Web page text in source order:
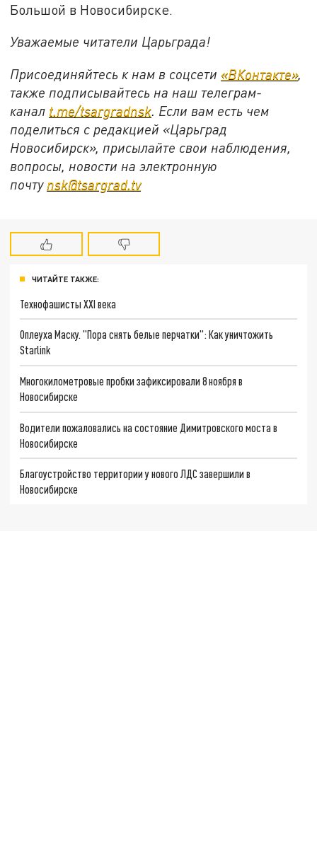
Большой в Новосибирске.
Уважаемые читатели Царьграда!
Присоединяйтесь к нам в соцсети «ВКонтакте»,
также подписывайтесь на наш телеграм-
канал t.me/tsargradnsk. Если вам есть чем
поделиться с редакцией «Царьград
Новосибирск», присылайте свои наблюдения,
вопросы, новости на электронную
почту nsk@tsargrad.tv
ЧИТАЙТЕ ТАКЖЕ:
Технофашисты XXI века
Оплеуха Маску. "Пора снять белые перчатки": Как уничтожить
Starlink
Многокилометровые пробки зафиксировали 8 ноября в
Новосибирске
Водители пожаловались на состояние Димитровского моста в
Новосибирске
Благоустройство территории у нового ЛДС завершили в
Новосибирске